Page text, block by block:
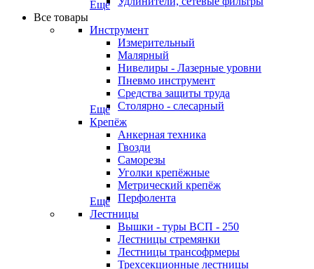
Еще
Все товары
Инструмент
Измерительный
Малярный
Нивелиры - Лазерные уровни
Пневмо инструмент
Средства защиты труда
Столярно - слесарный
Еще
Крепёж
Анкерная техника
Гвозди
Саморезы
Уголки крепёжные
Метрический крепёж
Перфолента
Еще
Лестницы
Вышки - туры ВСП - 250
Лестницы стремянки
Лестницы трансофрмеры
Трехсекционные лестницы